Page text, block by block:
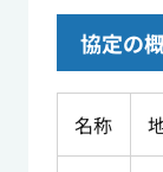
協定の
名称